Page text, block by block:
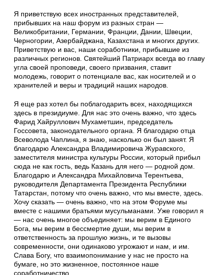
Я приветствую всех иностранных представителей,
прибывших на наш форум из разных стран —
Великобритании, Германии, Франции, Дании, Швеции,
Черногории, Азербайджана, Казахстана и многих других.
Приветствую и вас, наши соработники, прибывшие из
различных регионов. Святейший Патриарх всегда во главу
угла своей проповеди, своего призвания, ставит
молодежь, говорит о потенциале вас, как носителей и о
хранителей и веры и традиций наших народов.
Я еще раз хотел бы поблагодарить всех, находящихся
здесь в президиуме. Для нас это очень важно, что здесь
Фарид Хайруллович Мухаметшин, председатель
Госсовета, законодательного органа. Я благодарю отца
Всеволода Чаплина, я знаю, насколько он был занят. Я
благодарю Александра Владимировича Журавского,
заместителя министра культуры России, который прибыл
сюда не как гость, ведь Казань для него — родной дом.
Благодарю и Александра Михайловича Терентьева,
руководителя Департамента Президента Республики
Татарстан, потому что очень важно, что мы вместе, здесь.
Хочу сказать — очень важно, что на этом Форуме мы
вместе с нашими братьями мусульманами. Уже говорил я
— нас очень многое объединяет: мы верим в Единого
Бога, мы верим в бессмертие души, мы верим в
ответственность за прошлую жизнь, и те вызовы
современности, они одинаково угрожают и нам, и им.
Слава Богу, что взаимопонимание у нас не просто на
бумаге, но это жизненное, постоянное наше
соработничество.